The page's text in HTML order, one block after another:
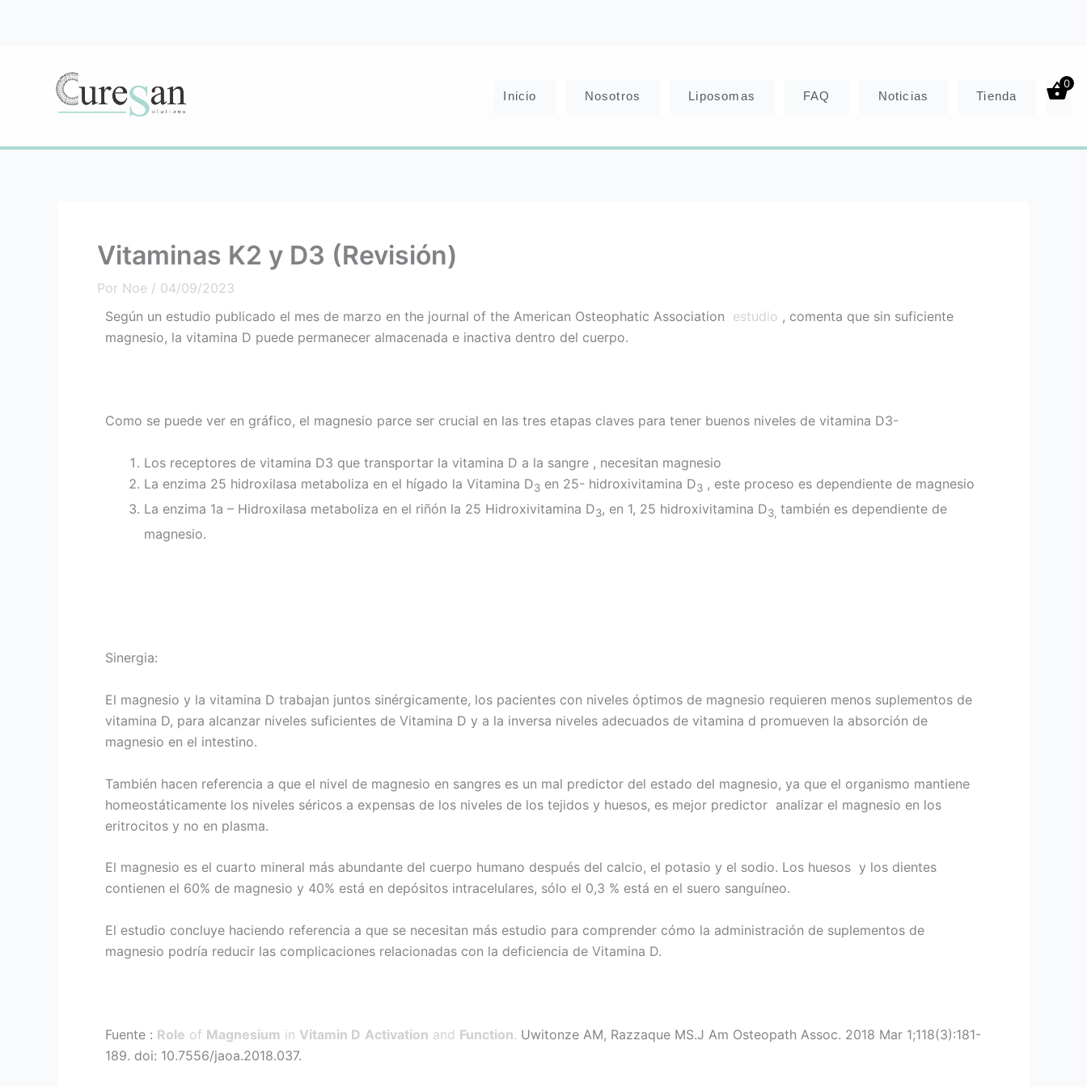
Inicio Nosotros Liposomas FAQ Noticias Tienda
0
Vitaminas K2 y D3 (Revisión)
Por Noe / 04/09/2023
Según un estudio publicado el mes de marzo en the journal of the American Osteophatic Association estudio , comenta que sin suficiente
magnesio, la vitamina D puede permanecer almacenada e inactiva dentro del cuerpo.
Como se puede ver en gráfico, el magnesio parce ser crucial en las tres etapas claves para tener buenos niveles de vitamina D3-
Los receptores de vitamina D3 que transportar la vitamina D a la sangre , necesitan magnesio
La enzima 25 hidroxilasa metaboliza en el hígado la Vitamina D3 en 25- hidroxivitamina D3 , este proceso es dependiente de magnesio
La enzima 1a – Hidroxilasa metaboliza en el riñón la 25 Hidroxivitamina D3, en 1, 25 hidroxivitamina D3, también es dependiente de
magnesio.
Sinergia:
El magnesio y la vitamina D trabajan juntos sinérgicamente, los pacientes con niveles óptimos de magnesio requieren menos suplementos de
vitamina D, para alcanzar niveles suficientes de Vitamina D y a la inversa niveles adecuados de vitamina d promueven la absorción de
magnesio en el intestino.
También hacen referencia a que el nivel de magnesio en sangres es un mal predictor del estado del magnesio, ya que el organismo mantiene
homeostáticamente los niveles séricos a expensas de los niveles de los tejidos y huesos, es mejor predictor analizar el magnesio en los
eritrocitos y no en plasma.
El magnesio es el cuarto mineral más abundante del cuerpo humano después del calcio, el potasio y el sodio. Los huesos y los dientes
contienen el 60% de magnesio y 40% está en depósitos intracelulares, sólo el 0,3 % está en el suero sanguíneo.
El estudio concluye haciendo referencia a que se necesitan más estudio para comprender cómo la administración de suplementos de
magnesio podría reducir las complicaciones relacionadas con la deficiencia de Vitamina D.
Fuente : Role of Magnesium in Vitamin D Activation and Function. Uwitonze AM, Razzaque MS.J Am Osteopath Assoc. 2018 Mar 1;118(3):181-
189. doi: 10.7556/jaoa.2018.037.